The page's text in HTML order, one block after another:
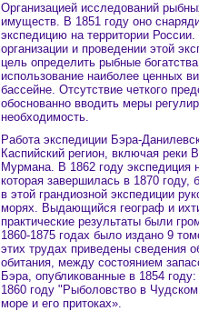
Организацией исследований
имуществ. В 1851 году оно
экспедицию на территории
организации и проведении этой
цель определить рыбные
использование наиболее ценных
бассейне. Отсутствие четкого
обоснованно вводить меры
необходимость.
Работа экспедиции Бэра-
Каспийский регион, включая реки
Мурмана. В 1862 году экспедиция
которая завершилась в 1870
в этой грандиозной экспедиции
морях. Выдающийся географ и
практические результаты были
1860-1875 годах было издано 9
этих трудах приведены сведения
обитания, между состоянием
Бэра, опубликованные в 1854
1860 году "Рыболовство в
море и его притоках».